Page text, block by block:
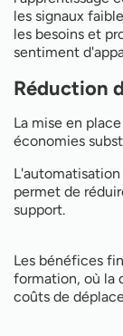
les signaux
les besoins et
sentiment
Réduction
La mise en
économies
permet de
support.
Les bénéfices
formation, où la
coûts de